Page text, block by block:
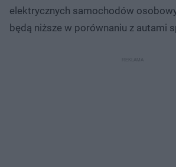
elektrycznych samochodów
będą niższe w porównaniu z autami